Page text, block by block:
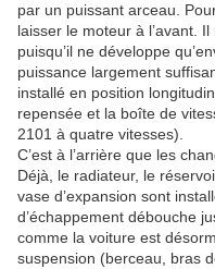
par un puissant arceau.
laisser le moteur à l’avant.
puisqu’il ne développe
puissance largement
installé en position
repensée et la boîte de
2101 à quatre vitesses).
C’est à l’arrière que les
Déjà, le radiateur, le
vase d’expansion sont
d’échappement débouche
comme la voiture est
suspension (berceau, bras